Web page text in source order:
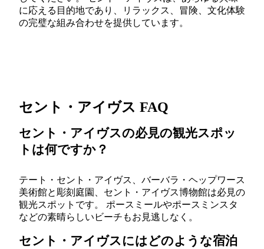
に応える目的地であり、リラックス、冒険、文化体験
の完璧な組み合わせを提供しています。
セント・アイヴス FAQ
セント・アイヴスの必見の観光スポッ
トは何ですか？
テート・セント・アイヴス、バーバラ・ヘップワース
美術館と彫刻庭園、セント・アイヴス博物館は必見の
観光スポットです。 ポースミールやポースミンスタ
などの素晴らしいビーチもお見逃しなく。
セント・アイヴスにはどのような宿泊